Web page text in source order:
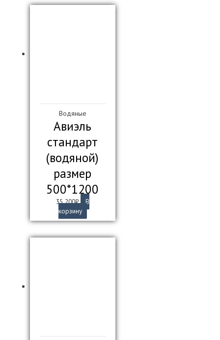
Водяные
Авиэль
стандарт
(водяной)
размер
500*1200
35 200₽
В
корзину